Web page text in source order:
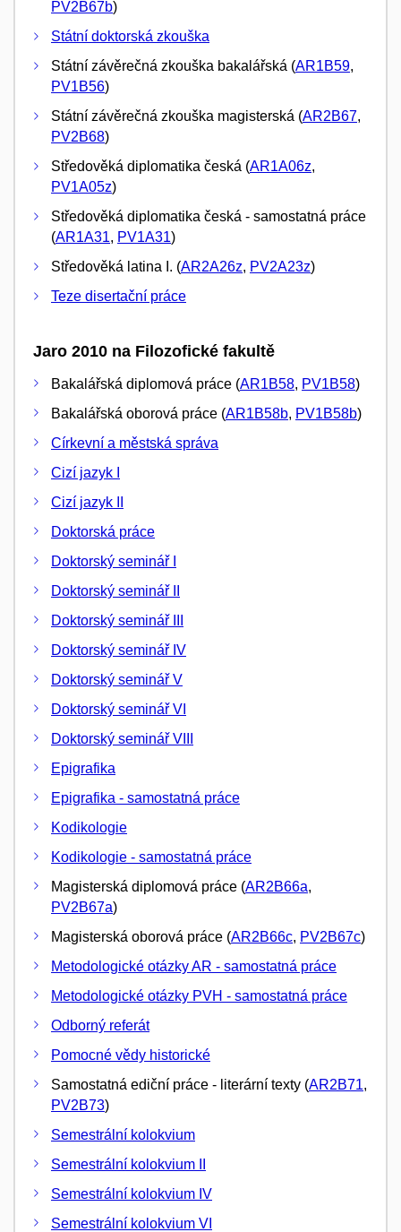
PV2B67b)
Státní doktorská zkouška
Státní závěrečná zkouška bakalářská (AR1B59,
PV1B56)
Státní závěrečná zkouška magisterská (AR2B67,
PV2B68)
Středověká diplomatika česká (AR1A06z,
PV1A05z)
Středověká diplomatika česká - samostatná práce
(AR1A31, PV1A31)
Středověká latina I. (AR2A26z, PV2A23z)
Teze disertační práce
Jaro 2010 na Filozofické fakultě
Bakalářská diplomová práce (AR1B58, PV1B58)
Bakalářská oborová práce (AR1B58b, PV1B58b)
Církevní a městská správa
Cizí jazyk I
Cizí jazyk II
Doktorská práce
Doktorský seminář I
Doktorský seminář II
Doktorský seminář III
Doktorský seminář IV
Doktorský seminář V
Doktorský seminář VI
Doktorský seminář VIII
Epigrafika
Epigrafika - samostatná práce
Kodikologie
Kodikologie - samostatná práce
Magisterská diplomová práce (AR2B66a,
PV2B67a)
Magisterská oborová práce (AR2B66c, PV2B67c)
Metodologické otázky AR - samostatná práce
Metodologické otázky PVH - samostatná práce
Odborný referát
Pomocné vědy historické
Samostatná ediční práce - literární texty (AR2B71,
PV2B73)
Semestrální kolokvium
Semestrální kolokvium II
Semestrální kolokvium IV
Semestrální kolokvium VI